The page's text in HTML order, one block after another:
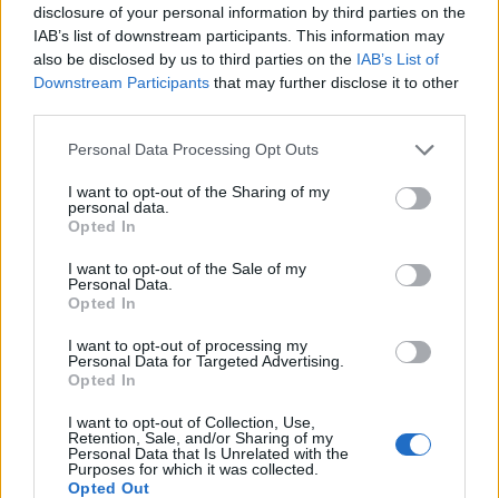
disclosure of your personal information by third parties on the
IAB’s list of downstream participants. This information may
also be disclosed by us to third parties on the IAB’s List of
Downstream Participants that may further disclose it to other
Please note that this website/app uses one or more Google
not limited to your visit or usage behaviour. You may click to
grant or deny consent to Google and its third-party tags to
use your data for below specified purposes in below Google
consent section.
Personal Data Processing Opt Outs
I want to opt-out of the Sharing of my
personal data.
Opted In
I want to opt-out of the Sale of my
Personal Data.
Opted In
I want to opt-out of processing my
Personal Data for Targeted Advertising.
Opted In
I want to opt-out of Collection, Use,
Retention, Sale, and/or Sharing of my
Personal Data that Is Unrelated with the
Purposes for which it was collected.
Opted Out